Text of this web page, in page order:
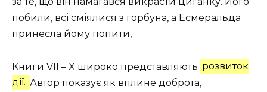
побили, всі сміялися з горбуна, а Есмеральда
принесла йому попити,
Книги VII – X широко представляють розвиток
дії. Автор показує як вплине доброта,